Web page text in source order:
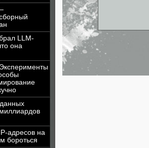
LLM-
она
Эксперименты
адресов на
бороться